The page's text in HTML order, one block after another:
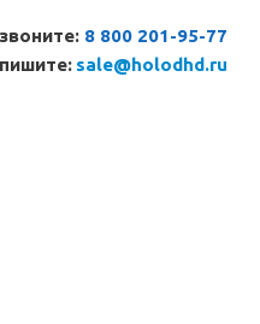
8 800 201-95-77
sale@holodhd.ru